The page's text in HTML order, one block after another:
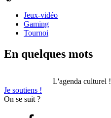
Jeux-vidéo
Gaming
Tournoi
En quelques mots
L'agenda culturel !
Je soutiens !
On se suit ?